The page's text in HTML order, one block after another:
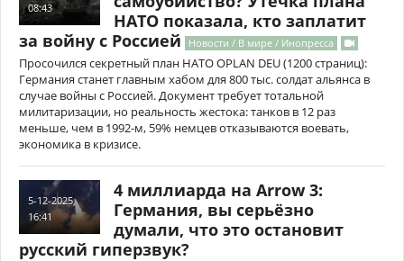
08:43
НАТО показала, кто заплатит
за войну с Россией
Новости / В мире / Инопресса
Просочился секретный план НАТО OPLAN DEU (1200 страниц):
Германия станет главным хабом для 800 тыс. солдат альянса в
случае войны с Россией. Документ требует тотальной
милитаризации, но реальность жестока: танков в 12 раз
меньше, чем в 1992-м, 59% немцев отказываются воевать,
экономика в кризисе.
5-12-2025,
16:41
4 миллиарда на Arrow 3:
Германия, вы серьёзно
думали, что это остановит
русский гиперзвук?